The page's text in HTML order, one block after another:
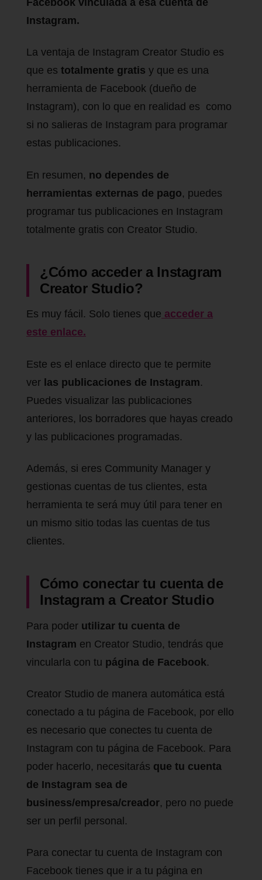
Instagram.
La ventaja de Instagram Creator Studio es
que es totalmente gratis y que es una
herramienta de Facebook (dueño de
Instagram), con lo que en realidad es como
si no salieras de Instagram para programar
estas publicaciones.
En resumen, no dependes de
herramientas externas de pago, puedes
programar tus publicaciones en Instagram
totalmente gratis con Creator Studio.
¿Cómo acceder a Instagram
Creator Studio?
Es muy fácil. Solo tienes que acceder a
este enlace.
Este es el enlace directo que te permite
ver las publicaciones de Instagram.
Puedes visualizar las publicaciones
anteriores, los borradores que hayas creado
y las publicaciones programadas.
Además, si eres Community Manager y
gestionas cuentas de tus clientes, esta
herramienta te será muy útil para tener en
un mismo sitio todas las cuentas de tus
clientes.
Cómo conectar tu cuenta de
Instagram a Creator Studio
Para poder utilizar tu cuenta de
Instagram en Creator Studio, tendrás que
vincularla con tu página de Facebook.
Creator Studio de manera automática está
conectado a tu página de Facebook, por ello
es necesario que conectes tu cuenta de
Instagram con tu página de Facebook. Para
poder hacerlo, necesitarás que tu cuenta
de Instagram sea de
business/empresa/creador, pero no puede
ser un perfil personal.
Para conectar tu cuenta de Instagram con
Facebook tienes que ir a tu página en